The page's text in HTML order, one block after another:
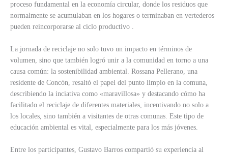
proceso fundamental en la economía circular, donde los residuos que
normalmente se acumulaban en los hogares o terminaban en vertederos
pueden reincorporarse al ciclo productivo .
La jornada de reciclaje no solo tuvo un impacto en términos de
volumen, sino que también logró unir a la comunidad en torno a una
causa común: la sostenibilidad ambiental. Rossana Pellerano, una
residente de Concón, resaltó el papel del punto limpio en la comuna,
describiendo la inciativa como «maravillosa» y destacando cómo ha
facilitado el reciclaje de diferentes materiales, incentivando no solo a
los locales, sino también a visitantes de otras comunas. Este tipo de
educación ambiental es vital, especialmente para los más jóvenes.
Entre los participantes, Gustavo Barros compartió su experiencia al